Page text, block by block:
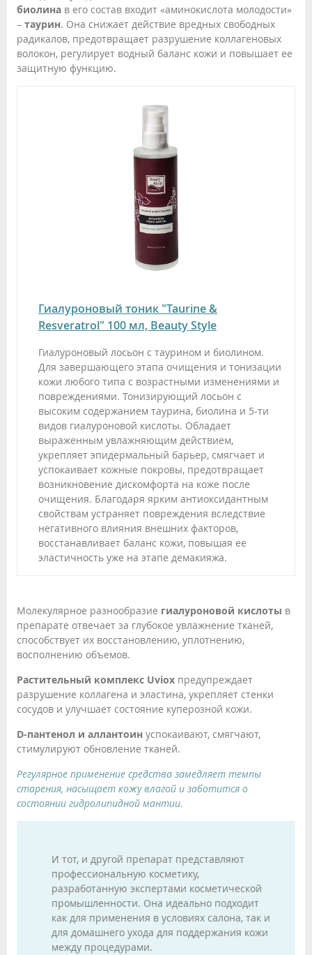
биолина в его состав входит «аминокислота молодости»
– таурин. Она снижает действие вредных свободных
радикалов, предотвращает разрушение коллагеновых
волокон, регулирует водный баланс кожи и повышает ее
защитную функцию.
Гиалуроновый тоник "Taurine &
Resveratrol" 100 мл, Beauty Style
Гиалуроновый лосьон с таурином и биолином.
Для завершающего этапа очищения и тонизации
кожи любого типа с возрастными изменениями и
повреждениями. Тонизирующий лосьон с
высоким содержанием таурина, биолина и 5-ти
видов гиалуроновой кислоты. Обладает
выраженным увлажняющим действием,
укрепляет эпидермальный барьер, смягчает и
успокаивает кожные покровы, предотвращает
возникновение дискомфорта на коже после
очищения. Благодаря ярким антиоксидантным
свойствам устраняет повреждения вследствие
негативного влияния внешних факторов,
восстанавливает баланс кожи, повышая ее
эластичность уже на этапе демакияжа.
Молекулярное разнообразие гиалуроновой кислоты в
препарате отвечает за глубокое увлажнение тканей,
способствует их восстановлению, уплотнению,
восполнению объемов.
Растительный комплекс Uviox предупреждает
разрушение коллагена и эластина, укрепляет стенки
сосудов и улучшает состояние куперозной кожи.
D-пантенол и аллантоин успокаивают, смягчают,
стимулируют обновление тканей.
Регулярное применение средства замедляет темпы
старения, насыщает кожу влагой и заботится о
состоянии гидролипидной мантии.
И тот, и другой препарат представляют
профессиональную косметику,
разработанную экспертами косметической
промышленности. Она идеально подходит
как для применения в условиях салона, так и
для домашнего ухода для поддержания кожи
между процедурами.